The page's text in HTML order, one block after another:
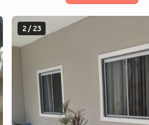
2 / 23